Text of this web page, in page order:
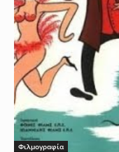
Φιλμογραφία